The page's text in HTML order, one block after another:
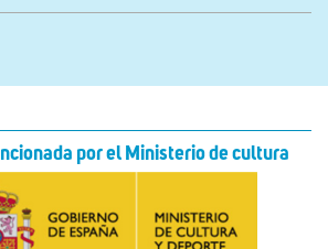
por el Ministerio de cultura